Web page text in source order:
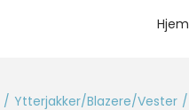
Hjem
/ Ytterjakker/Blazere/Vester /